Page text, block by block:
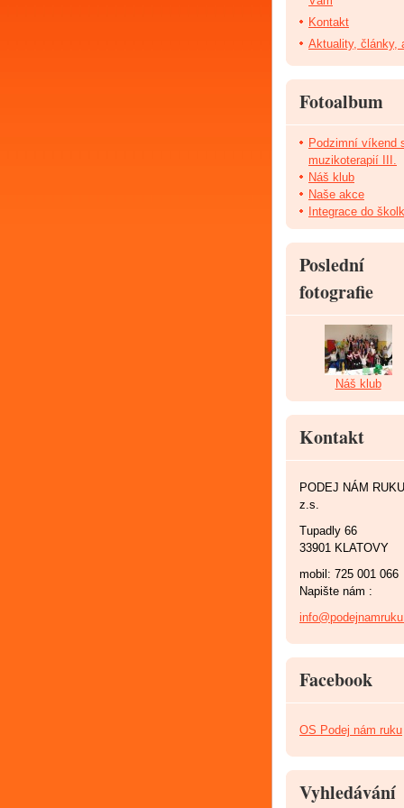
Kontakt
Aktuality, články,
Fotoalbum
Podzimní víkend
muzikoterapií III.
Náš klub
Naše akce
Integrace do
Poslední
fotografie
Náš klub
Kontakt
PODEJ NÁM RUKU
z.s.
Tupadly 66
33901 KLATOVY
mobil: 725 001 066
Napište nám :
Facebook
OS Podej nám ruku
Vyhledávání